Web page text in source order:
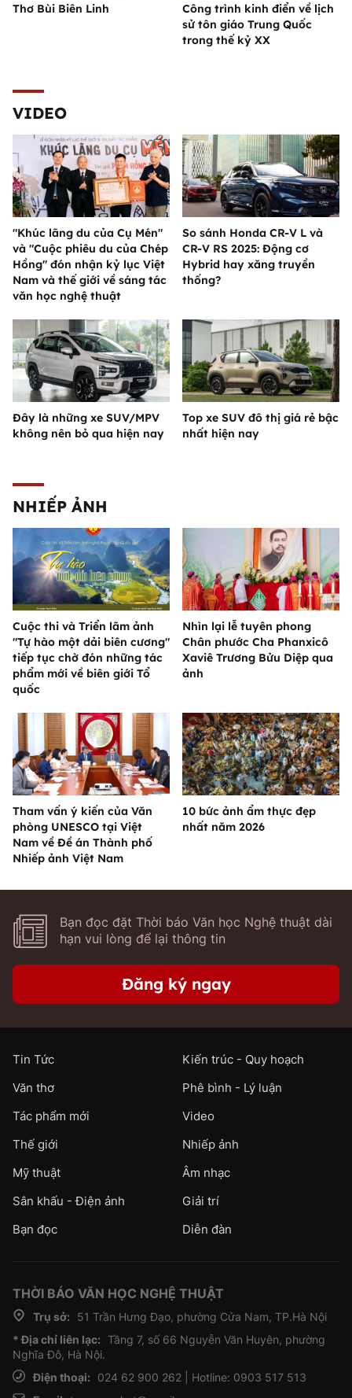
Thơ Bùi Biên Linh
Công trình kinh điển về lịch
sử tôn giáo Trung Quốc
trong thế kỷ XX
VIDEO
"Khúc lãng du của Cụ Mén"
và "Cuộc phiêu du của Chép
Hồng" đón nhận kỷ lục Việt
Nam và thế giới về sáng tác
văn học nghệ thuật
So sánh Honda CR-V L và
CR-V RS 2025: Động cơ
Hybrid hay xăng truyền
thống?
Đây là những xe SUV/MPV
không nên bỏ qua hiện nay
Top xe SUV đô thị giá rẻ bậc
nhất hiện nay
NHIẾP ẢNH
Cuộc thi và Triển lãm ảnh
"Tự hào một dải biên cương"
tiếp tục chờ đón những tác
phẩm mới về biên giới Tổ
quốc
Nhìn lại lễ tuyên phong
Chân phước Cha Phanxicô
Xaviê Trương Bửu Diệp qua
ảnh
Tham vấn ý kiến của Văn
phòng UNESCO tại Việt
Nam về Đề án Thành phố
Nhiếp ảnh Việt Nam
10 bức ảnh ẩm thực đẹp
nhất năm 2026
Bạn đọc đặt Thời báo Văn học Nghệ thuật dài
hạn vui lòng để lại thông tin
Đăng ký ngay
Tin Tức
Kiến trúc - Quy hoạch
Văn thơ
Phê bình - Lý luận
Tác phẩm mới
Video
Thế giới
Nhiếp ảnh
Mỹ thuật
Âm nhạc
Sân khấu - Điện ảnh
Giải trí
Bạn đọc
Diễn đàn
THỜI BÁO VĂN HỌC NGHỆ THUẬT
Trụ sở:
51 Trần Hưng Đạo, phường Cửa Nam, TP.Hà Nội
* Địa chỉ liên lạc: Tầng 7, số 66 Nguyễn Văn Huyên, phường
Nghĩa Đô, Hà Nội.
Điện thoại:
024 62 900 262 | Hotline: 0903 517 513